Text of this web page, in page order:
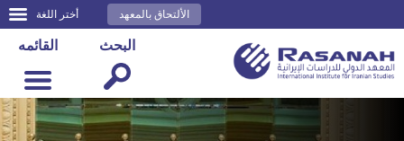
أختر اللغة الألتحاق بالمعهد
القائمه البحث